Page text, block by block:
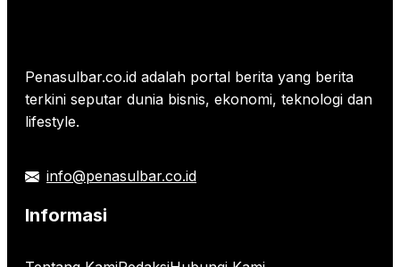
Penasulbar.co.id adalah portal berita yang berita
terkini seputar dunia bisnis, ekonomi, teknologi dan
lifestyle.
info@penasulbar.co.id
Informasi